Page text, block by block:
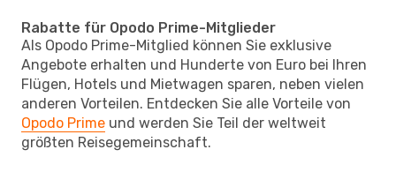
Rabatte für Opodo Prime-Mitglieder
Als Opodo Prime-Mitglied können Sie exklusive
Angebote erhalten und Hunderte von Euro bei Ihren
Flügen, Hotels und Mietwagen sparen, neben vielen
anderen Vorteilen. Entdecken Sie alle Vorteile von
Opodo Prime und werden Sie Teil der weltweit
größten Reisegemeinschaft.